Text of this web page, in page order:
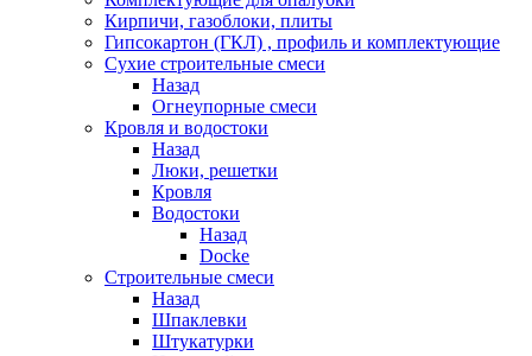
Кирпичи, газоблоки, плиты
Гипсокартон (ГКЛ) , профиль и комплектующие
Сухие строительные смеси
Назад
Огнеупорные смеси
Кровля и водостоки
Назад
Люки, решетки
Кровля
Водостоки
Назад
Docke
Строительные смеси
Назад
Шпаклевки
Штукатурки